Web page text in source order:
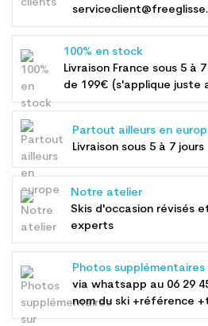
100% en stock
Livraison France sous 5 à
de 199€ (s'applique juste
Partout ailleurs en
Livraison sous 5 à 7 jours
Notre atelier
Skis d'occasion révisés
experts
Photos supplémentaires
via whatsapp au 06 29
nom du ski +référence